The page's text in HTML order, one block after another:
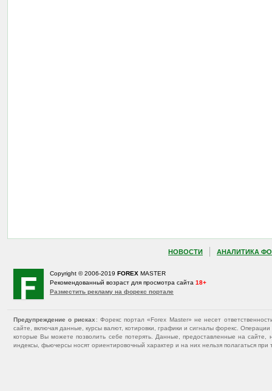
НОВОСТИ АНАЛИТИКА
Copyright © 2006-2019 FOREX MASTER
Рекомендованный возраст для просмотра сайта 18+
Разместить рекламу на форекс портале
Предупреждение о рисках : Форекс портал «Forex Master» не несет
сайте, включая данные, курсы валют, котировки, графики и сигналы форекс.
которые Вы можете позволить себе потерять. Данные, предоставленные на
индексы, фьючерсы носят ориентировочный характер и на них нельзя полагаться при